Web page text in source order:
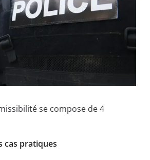
se compose de 4
cas pratiques